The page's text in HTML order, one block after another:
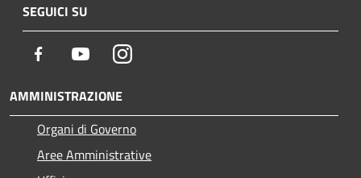
SEGUICI SU
Facebook YoutubeInstagram
AMMINISTRAZIONE
Organi di Governo
Aree Amministrative